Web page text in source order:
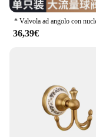
36,39€